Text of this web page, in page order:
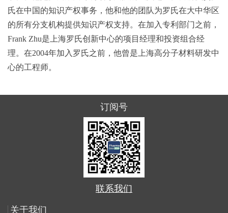
氏在中国的知识产权事务，他和他的团队为罗氏在大中华区
的所有分支机构提供知识产权支持。在加入专利部门之前，
Frank Zhu是上海罗氏创新中心的项目经理和投资组合经
理。在2004年加入罗氏之前，他曾是上海高分子材料研发中
心的工程师。
订阅号
联系我们
关于我们